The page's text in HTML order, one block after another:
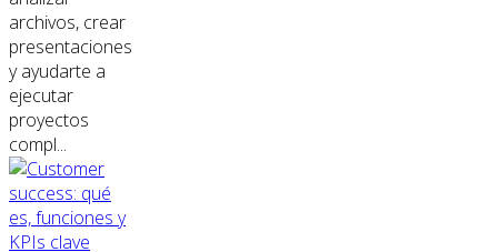
archivos, crear
presentaciones
y ayudarte a
ejecutar
proyectos
compl...